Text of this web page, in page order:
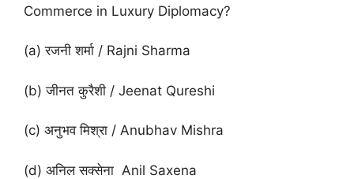
Commerce in Luxury Diplomacy?
(a) रजनी शर्मा / Rajni Sharma
(b) जीनत कुरैशी / Jeenat Qureshi
(c) अनुभव मिश्रा / Anubhav Mishra
(d) अनिल सक्सेना Anil Saxena